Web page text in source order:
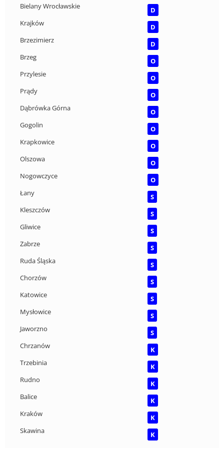
Bielany Wrocławskie
D
Krajków
D
Brzezimierz
D
Brzeg
O
Przylesie
O
Prądy
O
Dąbrówka Górna
O
Gogolin
O
Krapkowice
O
Olszowa
O
Nogowczyce
O
Łany
S
Kleszczów
S
Gliwice
S
Zabrze
S
Ruda Śląska
S
Chorzów
S
Katowice
S
Mysłowice
S
Jaworzno
S
Chrzanów
K
Trzebinia
K
Rudno
K
Balice
K
Kraków
K
Skawina
K